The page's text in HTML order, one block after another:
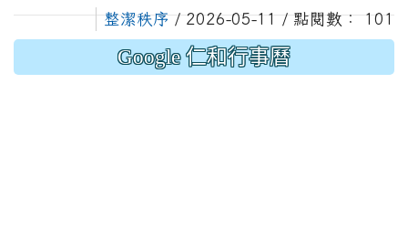
整潔秩序/ 2026-05-11 / 點閱數： 101
Google 仁和行事曆